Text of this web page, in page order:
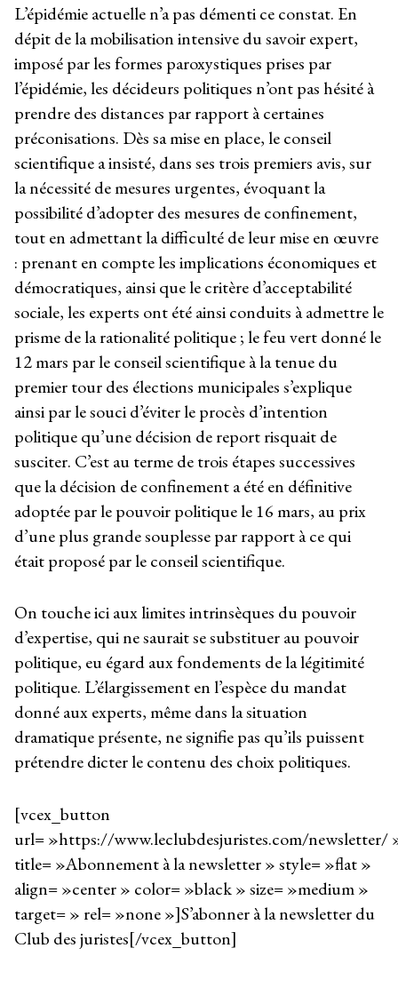
L’épidémie actuelle n’a pas démenti ce constat. En
dépit de la mobilisation intensive du savoir expert,
imposé par les formes paroxystiques prises par
l’épidémie, les décideurs politiques n’ont pas hésité à
prendre des distances par rapport à certaines
préconisations. Dès sa mise en place, le conseil
scientifique a insisté, dans ses trois premiers avis, sur
la nécessité de mesures urgentes, évoquant la
possibilité d’adopter des mesures de confinement,
tout en admettant la difficulté de leur mise en œuvre
: prenant en compte les implications économiques et
démocratiques, ainsi que le critère d’acceptabilité
sociale, les experts ont été ainsi conduits à admettre le
prisme de la rationalité politique ; le feu vert donné le
12 mars par le conseil scientifique à la tenue du
premier tour des élections municipales s’explique
ainsi par le souci d’éviter le procès d’intention
politique qu’une décision de report risquait de
susciter. C’est au terme de trois étapes successives
que la décision de confinement a été en définitive
adoptée par le pouvoir politique le 16 mars, au prix
d’une plus grande souplesse par rapport à ce qui
était proposé par le conseil scientifique.
On touche ici aux limites intrinsèques du pouvoir
d’expertise, qui ne saurait se substituer au pouvoir
politique, eu égard aux fondements de la légitimité
politique. L’élargissement en l’espèce du mandat
donné aux experts, même dans la situation
dramatique présente, ne signifie pas qu’ils puissent
prétendre dicter le contenu des choix politiques.
[vcex_button
url= »https://www.leclubdesjuristes.com/newsletter/
title= »Abonnement à la newsletter » style= »flat »
align= »center » color= »black » size= »medium »
target= » rel= »none »]S’abonner à la newsletter du
Club des juristes[/vcex_button]